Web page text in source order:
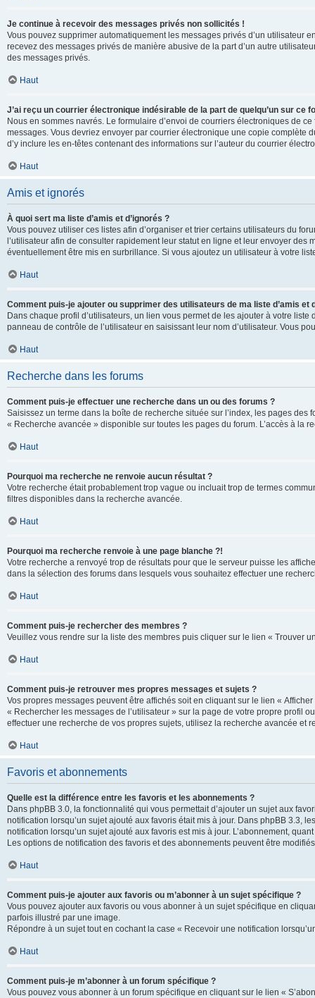
Je continue à recevoir des messages privés non sollicités !
Vous pouvez supprimer automatiquement les messages privés d’un utilisateur
recevez des messages privés de manière abusive de la part d’un autre
des messages privés.
Haut
J’ai reçu un courrier électronique indésirable de la part de quelqu’un sur ce
Nous en sommes navrés. Le formulaire d’envoi de courriers électroniques de
messages. Vous devriez envoyer par courrier électronique une copie complète
d’y inclure les en-têtes contenant des informations sur l’auteur du courrier
Haut
Amis et ignorés
À quoi sert ma liste d’amis et d’ignorés ?
Vous pouvez utiliser ces listes afin d’organiser et trier certains utilisateurs du
l’utilisateur afin de consulter rapidement leur statut en ligne et leur envoyer
éventuellement être mis en surbrillance. Si vous ajoutez un utilisateur à votre
Haut
Comment puis-je ajouter ou supprimer des utilisateurs de ma liste d’amis et
Dans chaque profil d’utilisateurs, un lien vous permet de les ajouter à votre
panneau de contrôle de l’utilisateur en saisissant leur nom d’utilisateur. Vous
Haut
Recherche dans les forums
Comment puis-je effectuer une recherche dans un ou des forums ?
Saisissez un terme dans la boîte de recherche située sur l’index, les pages
« Recherche avancée » disponible sur toutes les pages du forum. L’accès à la
Haut
Pourquoi ma recherche ne renvoie aucun résultat ?
Votre recherche était probablement trop vague ou incluait trop de termes
filtres disponibles dans la recherche avancée.
Haut
Pourquoi ma recherche renvoie à une page blanche ?!
Votre recherche a renvoyé trop de résultats pour que le serveur puisse les
dans la sélection des forums dans lesquels vous souhaitez effectuer une
Haut
Comment puis-je rechercher des membres ?
Veuillez vous rendre sur la liste des membres puis cliquer sur le lien « Trouver
Haut
Comment puis-je retrouver mes propres messages et sujets ?
Vos propres messages peuvent être affichés soit en cliquant sur le lien «
« Rechercher les messages de l’utilisateur » sur la page de votre propre profil
effectuer une recherche de vos propres sujets, utilisez la recherche avancée
Haut
Favoris et abonnements
Quelle est la différence entre les favoris et les abonnements ?
Dans phpBB 3.0, la fonctionnalité qui vous permettait d’ajouter un sujet aux
notification lorsqu’un sujet ajouté aux favoris était mis à jour. Dans phpBB 3.3,
notification lorsqu’un sujet ajouté aux favoris est mis à jour. L’abonnement,
Les options de notification des favoris et des abonnements peuvent être
Haut
Comment puis-je ajouter aux favoris ou m’abonner à un sujet spécifique ?
Vous pouvez ajouter aux favoris ou vous abonner à un sujet spécifique en
parfois illustré par une image.
Répondre à un sujet tout en cochant la case « Recevoir une notification
Haut
Comment puis-je m’abonner à un forum spécifique ?
Vous pouvez vous abonner à un forum spécifique en cliquant sur le lien «